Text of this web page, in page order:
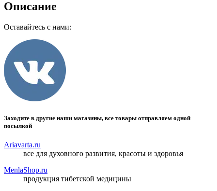
Описание
Оставайтесь с нами:
Заходите в другие наши магазины, все товары отправляем одной
посылкой
Ariavarta.ru
все для духовного развития, красоты и здоровья
MenlaShop.ru
продукция тибетской медицины